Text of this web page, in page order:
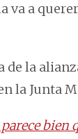
va a
de la
la Junta